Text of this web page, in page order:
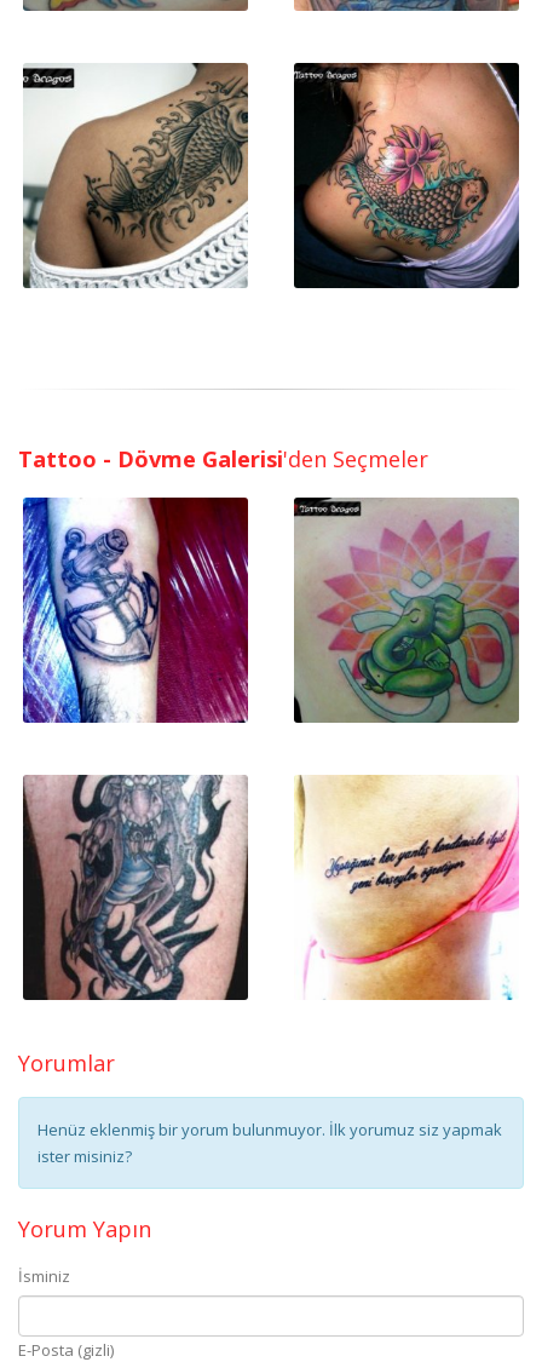
Tattoo - Dövme Galerisi'den Seçmeler
Yorumlar
Henüz eklenmiş bir yorum bulunmuyor. İlk yorumuz siz yapmak
ister misiniz?
Yorum Yapın
İsminiz
E-Posta (gizli)